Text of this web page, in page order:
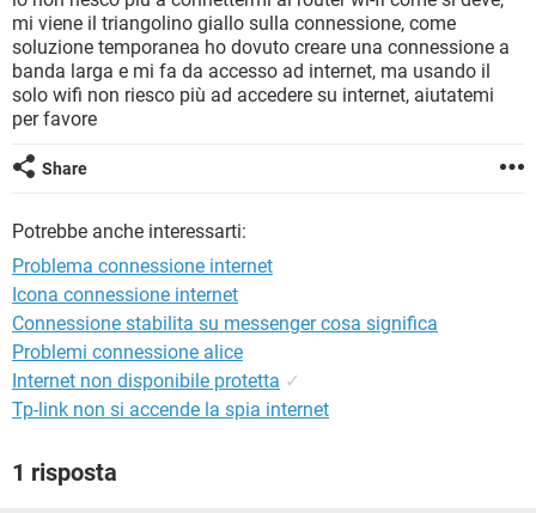
TIKTOK FACEBOOK
HARDWARE
mi viene il triangolino giallo sulla connessione, come
soluzione temporanea ho dovuto creare una connessione a
banda larga e mi fa da accesso ad internet, ma usando il
solo wifi non riesco più ad accedere su internet, aiutatemi
per favore
Share
Potrebbe anche interessarti:
Problema connessione internet
Icona connessione internet
Connessione stabilita su messenger cosa significa
Problemi connessione alice
Internet non disponibile protetta ✓
Tp-link non si accende la spia internet
1 risposta